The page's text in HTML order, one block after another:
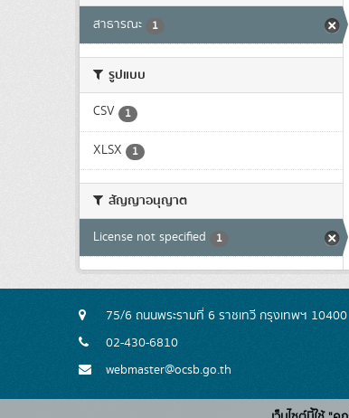
สาธารณะ 1
รูปแบบ
CSV 1
XLSX 1
สัญญาอนุญาต
License not specified 1
75/6 ถนนพระรามที่ 6 ราชเทวี กรุงเทพฯ 10400
02-430-6810
webmaster@ocsb.go.th